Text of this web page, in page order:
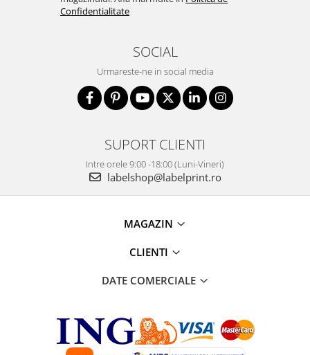
Confidentialitate
SOCIAL
Urmareste-ne in social media
SUPORT CLIENTI
Intre orele 9:00 -18:00 (Luni-Vineri)
labelshop@labelprint.ro
MAGAZIN
CLIENTI
DATE COMERCIALE